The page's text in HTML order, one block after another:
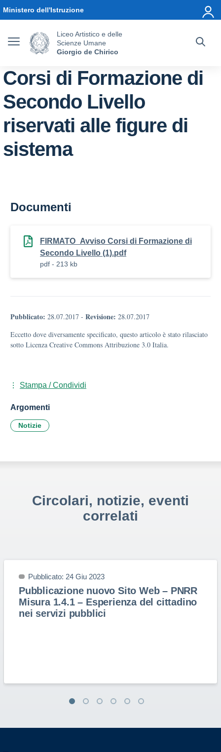
Ministero dell'Istruzione
Liceo Artistico e delle
Scienze Umane
Giorgio de Chirico
Corsi di Formazione di
Secondo Livello
riservati alle figure di
sistema
Documenti
FIRMATO_Avviso Corsi di Formazione di
Secondo Livello (1).pdf
pdf - 213 kb
Pubblicato: 28.07.2017 - Revisione: 28.07.2017
Eccetto dove diversamente specificato, questo articolo è stato rilasciato
sotto Licenza Creative Commons Attribuzione 3.0 Italia.
Stampa / Condividi
Argomenti
Notizie
Circolari, notizie, eventi
correlati
Pubblicato: 24 Giu 2023
Pubblicazione nuovo Sito Web – PNRR
Misura 1.4.1 – Esperienza del cittadino
nei servizi pubblici